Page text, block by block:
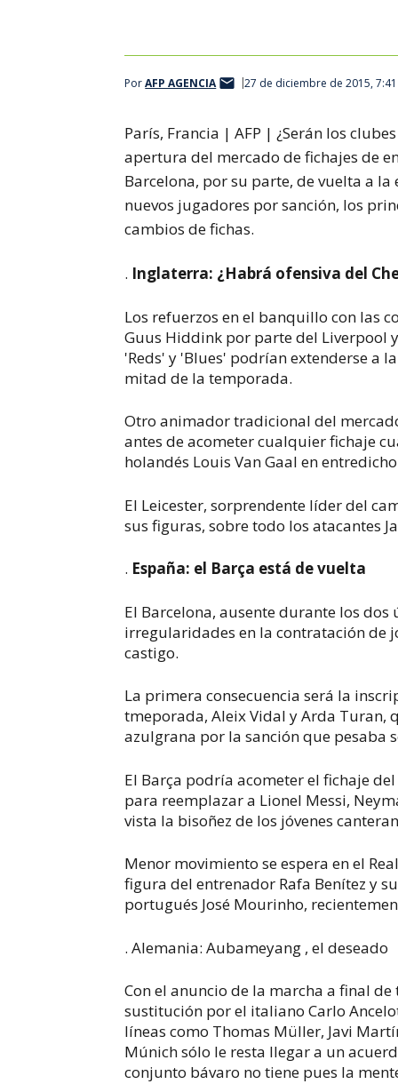
PorAFP AGENCIA 27 de diciembre de 2015,
París, Francia | AFP | ¿Serán los
apertura del mercado de fichajes de
Barcelona, por su parte, de vuelta a
nuevos jugadores por sanción, los
cambios de fichas.
. Inglaterra: ¿Habrá ofensiva del
Los refuerzos en el banquillo con las
Guus Hiddink por parte del Liverpool
'Reds' y 'Blues' podrían extenderse a
mitad de la temporada.
Otro animador tradicional del
antes de acometer cualquier fichaje
holandés Louis Van Gaal en
El Leicester, sorprendente líder del
sus figuras, sobre todo los atacantes
. España: el Barça está de vuelta
El Barcelona, ausente durante los
irregularidades en la contratación de
castigo.
La primera consecuencia será la
tmeporada, Aleix Vidal y Arda Turan,
azulgrana por la sanción que pesaba
El Barça podría acometer el fichaje
para reemplazar a Lionel Messi,
vista la bisoñez de los jóvenes
Menor movimiento se espera en el
figura del entrenador Rafa Benítez y
portugués José Mourinho,
. Alemania: Aubameyang , el deseado
Con el anuncio de la marcha a final
sustitución por el italiano Carlo
líneas como Thomas Müller, Javi
Múnich sólo le resta llegar a un
conjunto bávaro no tiene pues la